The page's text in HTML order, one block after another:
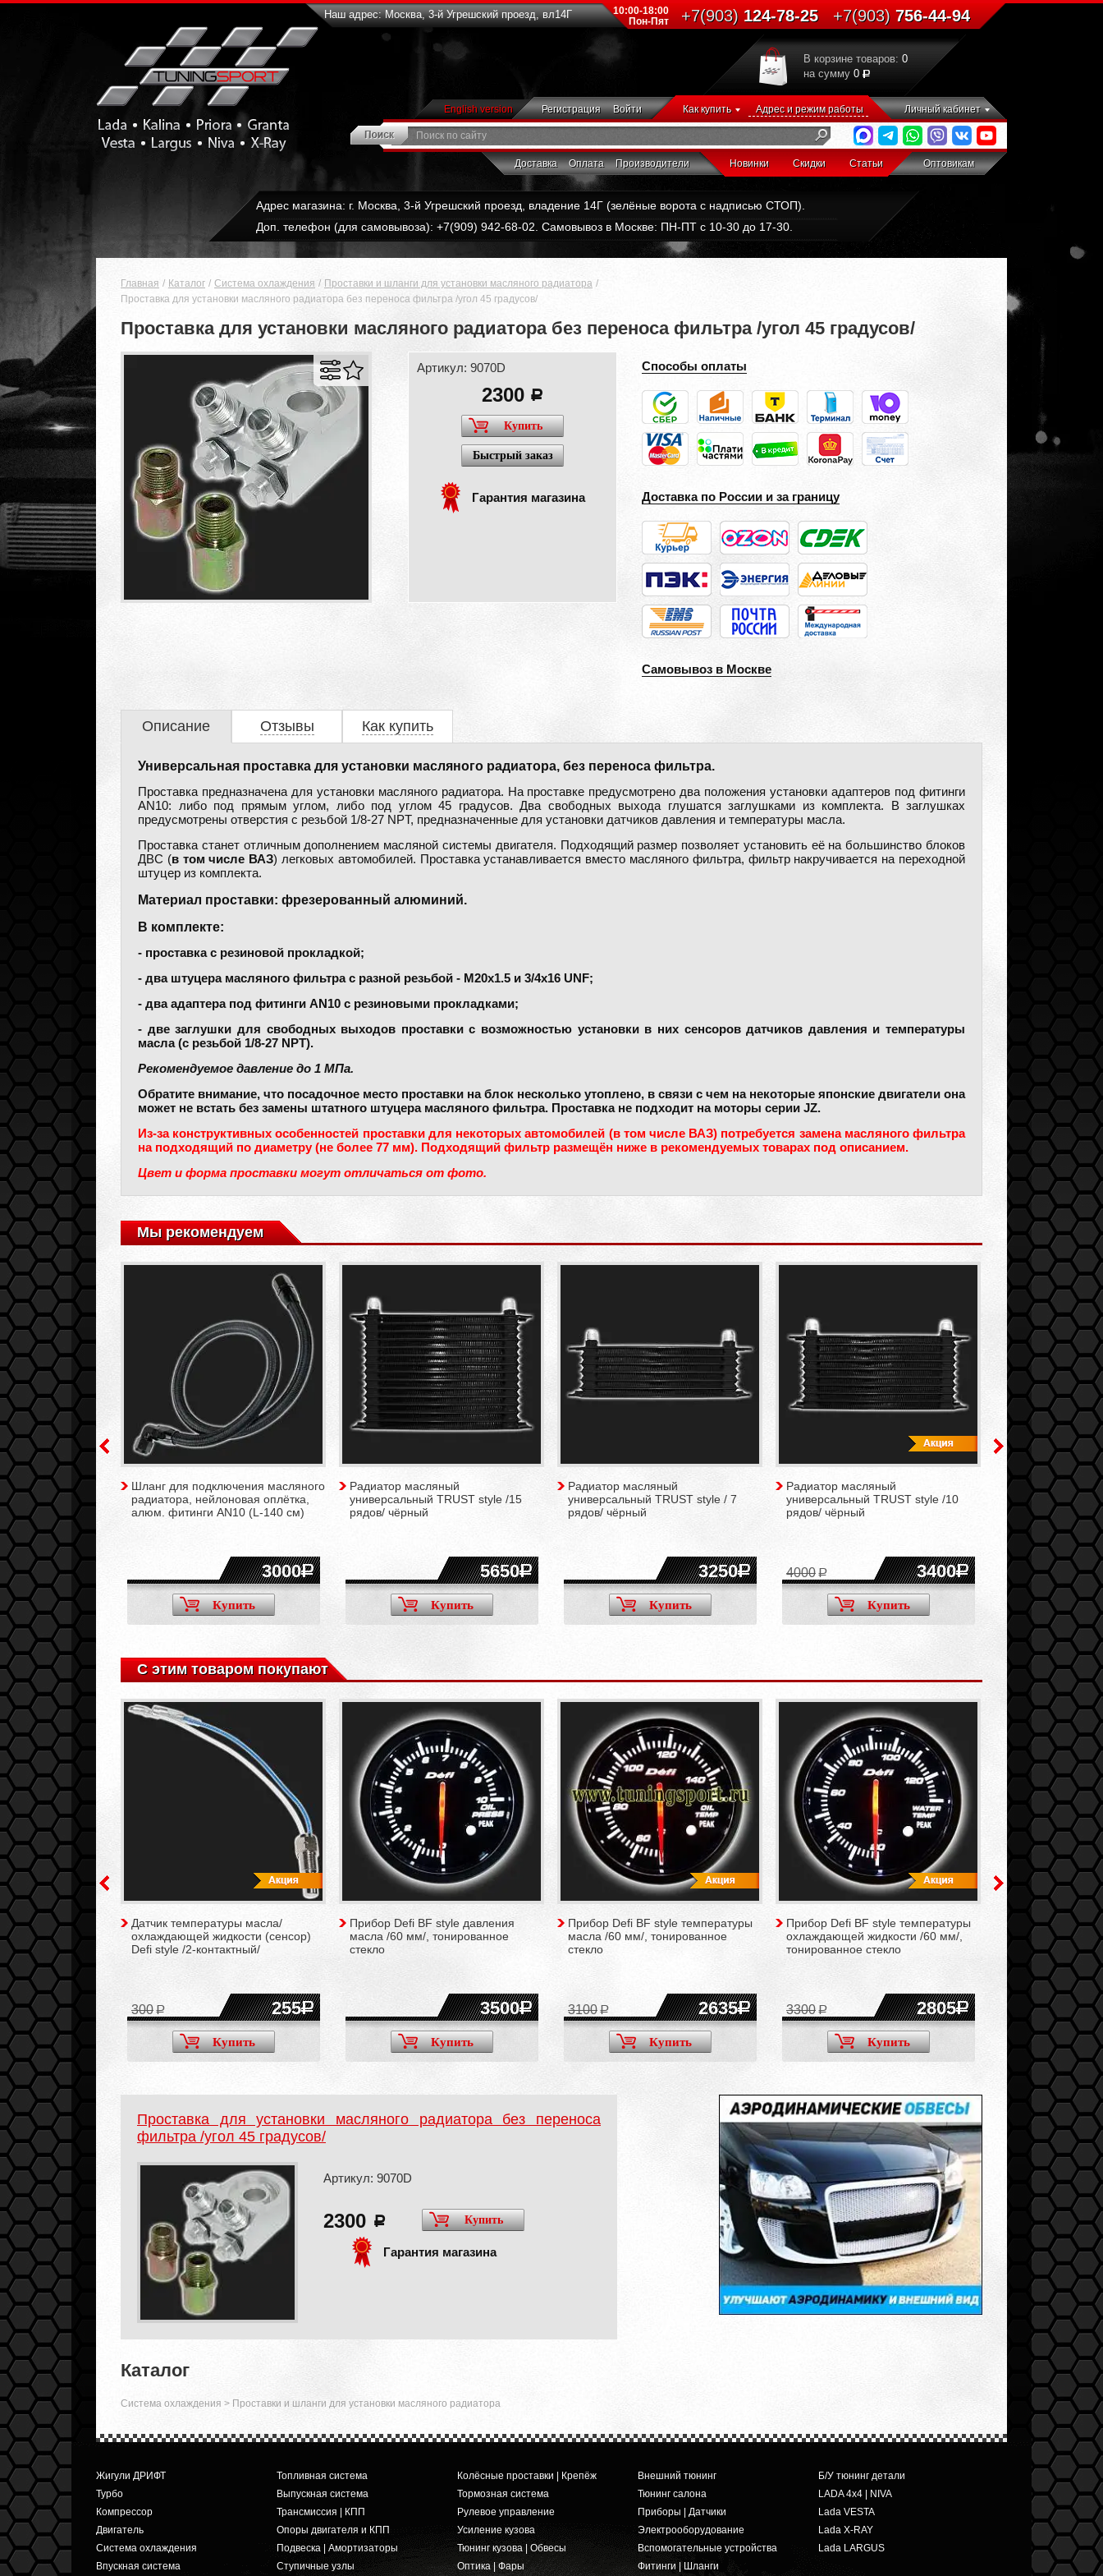
Наш адрес: Москва, 3-й Угрешский проезд, вл14Г
10:00-18:00
Пон-Пят
+7(903)124-78-25 +7(903)756-44-94
В корзине товаров: 0
на сумму 0
English version Регистрация Войти Как купить Адрес и режим работы Личный кабинет
Доставка Оплата Производители Новинки Скидки Статьи Оптовикам
Адрес магазина: г. Москва, 3-й Угрешский проезд, владение 14Г (зелёные ворота с надписью СТОП).
Доп. телефон (для самовывоза): +7(909) 942-68-02. Самовывоз в Москве: ПН-ПТ с 10-30 до 17-30.
Главная Каталог Система охлаждения
Проставки и шланги для установки масляного радиатора
Проставка для установки масляного радиатора без переноса фильтра /угол 45 градусов/
Проставка для установки масляного радиатора без переноса фильтра /угол 45 градусов/
Артикул: 9070D
2300 a
Купить
Быстрый заказ
Гарантия магазина
Способы оплаты
Доставка по России и за границу
Самовывоз в Москве
Описание Отзывы Как купить
Универсальная проставка для установки масляного радиатора, без переноса фильтра.
Проставка предназначена для установки масляного радиатора. На проставке предусмотрено два положения установки адаптеров под фитинги
AN10: либо под прямым углом, либо под углом 45 градусов. Два свободных выхода глушатся заглушками из комплекта. В заглушках
предусмотрены отверстия с резьбой 1/8-27 NPT, предназначенные для установки датчиков давления и температуры масла.
Проставка станет отличным дополнением масляной системы двигателя. Подходящий размер позволяет установить её на большинство блоков
ДВС (в том числе ВАЗ) легковых автомобилей. Проставка устанавливается вместо масляного фильтра, фильтр накручивается на переходной
штуцер из комплекта.
Материал проставки: фрезерованный алюминий.
В комплекте:
- проставка с резиновой прокладкой;
- два штуцера масляного фильтра с разной резьбой - М20х1.5 и 3/4х16 UNF;
- два адаптера под фитинги AN10 с резиновыми прокладками;
- две заглушки для свободных выходов проставки с возможностью установки в них сенсоров датчиков давления и температуры
масла (с резьбой 1/8-27 NPT).
Рекомендуемое давление до 1 МПа.
Обратите внимание, что посадочное место проставки на блок несколько утоплено, в связи с чем на некоторые японские двигатели она
может не встать без замены штатного штуцера масляного фильтра. Проставка не подходит на моторы серии JZ.
Из-за конструктивных особенностей проставки для некоторых автомобилей (в том числе ВАЗ) потребуется замена масляного фильтра
на подходящий по диаметру (не более 77 мм). Подходящий фильтр размещён ниже в рекомендуемых товарах под описанием.
Цвет и форма проставки могут отличаться от фото.
Мы рекомендуем
style /15
5650
Шланг для подключения масляного
радиатора, нейлоновая оплётка,
алюм. фитинги AN10 (L-140 см)
3000
Купить
Радиатор масляный
универсальный TRUST style /15
рядов/ чёрный
5650
Купить
Радиатор масляный
универсальный TRUST style / 7
рядов/ чёрный
3250
Купить
Радиатор масляный
универсальный TRUST style /10
рядов/ чёрный
3400
4000
Купить
Радиатор
универсальный
рядов/ чёрный
С этим товаром покупают
давления
стекло
3500
Датчик температуры масла/
охлаждающей жидкости (сенсор)
Defi style /2-контактный/
255
300
Купить
Прибор Defi BF style давления
масла /60 мм/, тонированное
стекло
3500
Купить
Прибор Defi BF style температуры
масла /60 мм/, тонированное
стекло
2635
3100
Купить
Прибор Defi BF style температуры
охлаждающей жидкости /60 мм/,
тонированное стекло
2805
3300
Купить
Прибор Defi BF
турбо /60 мм/,
Проставка для установки масляного радиатора без переноса
фильтра /угол 45 градусов/
Артикул: 9070D
2300 a Купить
Гарантия магазина
Каталог
Система охлаждения > Проставки и шланги для установки масляного радиатора
Жигули ДРИФТ
Турбо
Компрессор
Двигатель
Система охлаждения
Впускная система
Топливная система
Выпускная система
Трансмиссия | КПП
Опоры двигателя и КПП
Подвеска | Амортизаторы
Ступичные узлы
Колёсные проставки | Крепёж
Тормозная система
Рулевое управление
Усиление кузова
Тюнинг кузова | Обвесы
Оптика | Фары
Внешний тюнинг
Тюнинг салона
Приборы | Датчики
Электрооборудование
Вспомогательные устройства
Фитинги | Шланги
Б/У тюнинг детали
LADA 4x4 | NIVA
Lada VESTA
Lada X-RAY
Lada LARGUS